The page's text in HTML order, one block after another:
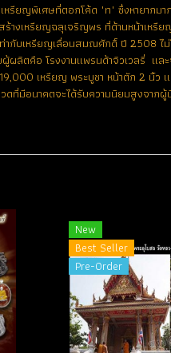
รียญพิเศษที่ตอกโค้ด "ท" ซึ่งหายา
เหรียญฉลุเจริญพร ที่ด้านหน้าเหรี
กับเหรียญเลื่อนสมณศักดิ์ ปี 2508
ลิตคือ โรงงานแพรนด้าจิวเวลรี่ แล
เหรียญ พระบูชา หน้าตัก 2 นิ้ว
ที่มีอนาคตจะได้รับความนิยมสูงจา
New
Best Seller
Pre-Order